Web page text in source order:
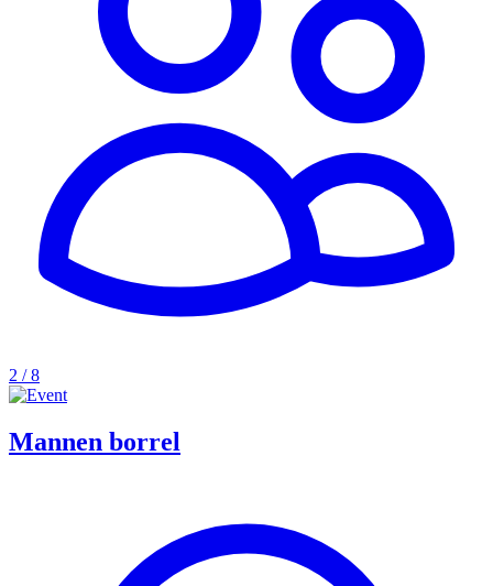
2 / 8
Mannen borrel